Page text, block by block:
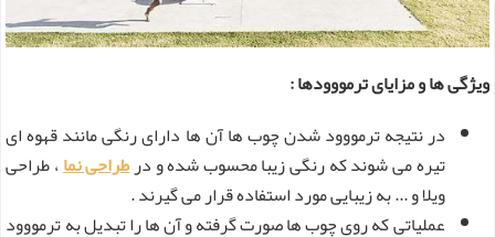
ویژگی ها و مزایای ترمووودها :
در نتیجه ترمووود شدن چوب ها آن ها دارای رنگی مانند قهوه ای
تیره می شوند که رنگی زیبا محسوب شده و درطراحی نما، طراحی
ویلا و ... به زیبایی مورد استفاده قرار می گیرند .
عملیاتی که روی چوب ها صورت گرفته و آن ها را تبدیل به ترمووود